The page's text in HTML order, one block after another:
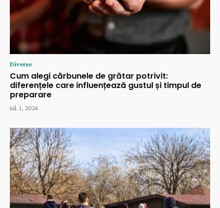
Diverse
Cum alegi cărbunele de grătar potrivit:
diferențele care influențează gustul și timpul de
preparare
iul. 1, 2026